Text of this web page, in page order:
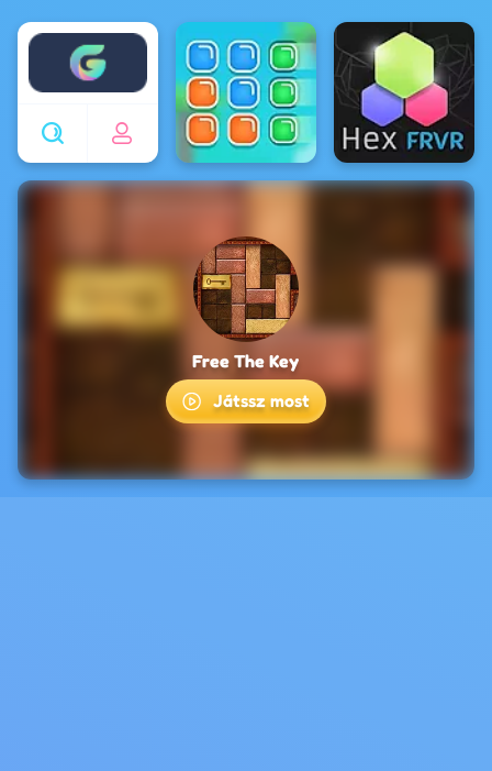
Enjoy4fun
Free The Key
Játssz most